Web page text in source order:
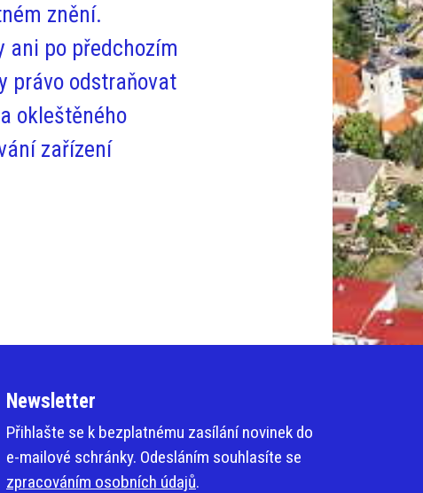
znění.
ani po předchozím
právo odstraňovat
okleštěného
zařízení
Newsletter
Přihlašte se k bezplatnému zasílání novinek do
e-mailové schránky. Odesláním souhlasíte se
zpracováním osobních údajů.